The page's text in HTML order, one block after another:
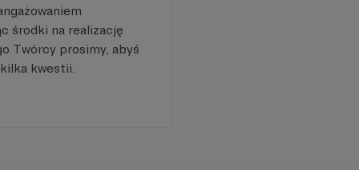
i odważna. Jak
lub musicie
środki na realizację
Twórcy prosimy, abyś
kilka kwestii.